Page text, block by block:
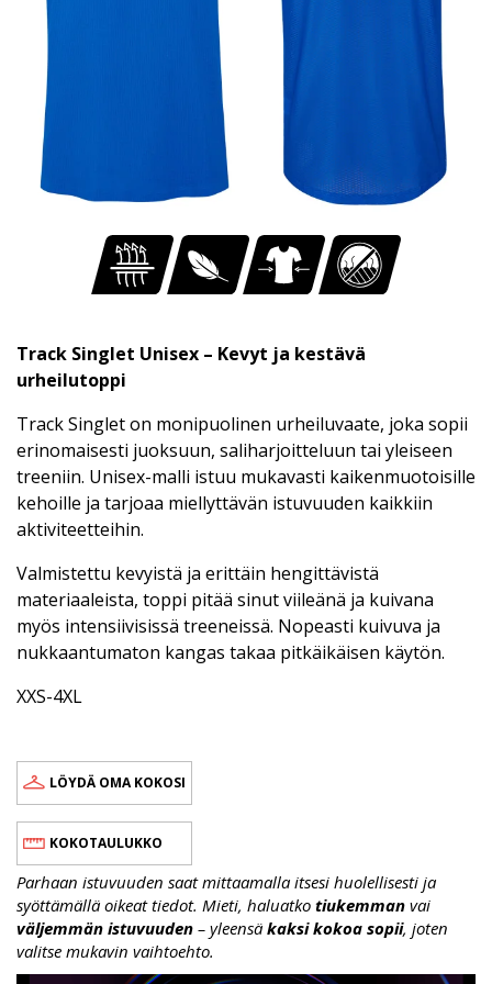
Track Singlet Unisex – Kevyt ja kestävä
urheilutoppi
Track Singlet on monipuolinen urheiluvaate, joka sopii
erinomaisesti juoksuun, saliharjoitteluun tai yleiseen
treeniin. Unisex-malli istuu mukavasti kaikenmuotoisille
kehoille ja tarjoaa miellyttävän istuvuuden kaikkiin
aktiviteetteihin.
Valmistettu kevyistä ja erittäin hengittävistä
materiaaleista, toppi pitää sinut viileänä ja kuivana
myös intensiivisissä treeneissä. Nopeasti kuivuva ja
nukkaantumaton kangas takaa pitkäikäisen käytön.
XXS-4XL
LÖYDÄ OMA KOKOSI
KOKOTAULUKKO
Parhaan istuvuuden saat mittaamalla itsesi huolellisesti ja
syöttämällä oikeat tiedot. Mieti, haluatko tiukemman vai
väljemmän istuvuuden – yleensä kaksi kokoa sopii, joten
valitse mukavin vaihtoehto.